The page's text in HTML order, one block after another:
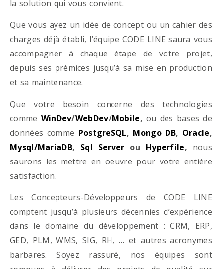
la solution qui vous convient.
Que vous ayez un idée de concept ou un cahier des
charges déjà établi, l’équipe CODE LINE saura vous
accompagner à chaque étape de votre projet,
depuis ses prémices jusqu’à sa mise en production
et sa maintenance.
Que votre besoin concerne des technologies
comme WinDev/WebDev/Mobile, ou des bases de
données comme PostgreSQL, Mongo DB, Oracle,
Mysql/MariaDB, Sql Server ou Hyperfile, nous
saurons les mettre en oeuvre pour votre entière
satisfaction.
Les Concepteurs-Développeurs de CODE LINE
comptent jusqu’à plusieurs décennies d’expérience
dans le domaine du développement : CRM, ERP,
GED, PLM, WMS, SIG, RH, … et autres acronymes
barbares. Soyez rassuré, nos équipes sont